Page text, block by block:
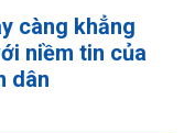
càng khẳng
niềm tin của
dân